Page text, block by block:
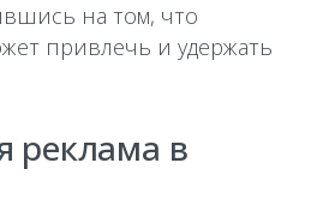
на том, что
привлечь и удержать
реклама в